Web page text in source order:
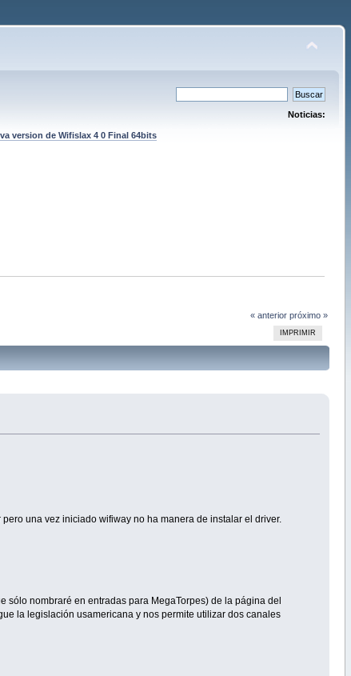
Noticias:
version de Wifislax 4 0 Final 64bits
« anterior próximo »
IMPRIMIR
una vez iniciado wifiway no ha manera de instalar el driver.
sólo nombraré en entradas para MegaTorpes) de la página del
la legislación usamericana y nos permite utilizar dos canales